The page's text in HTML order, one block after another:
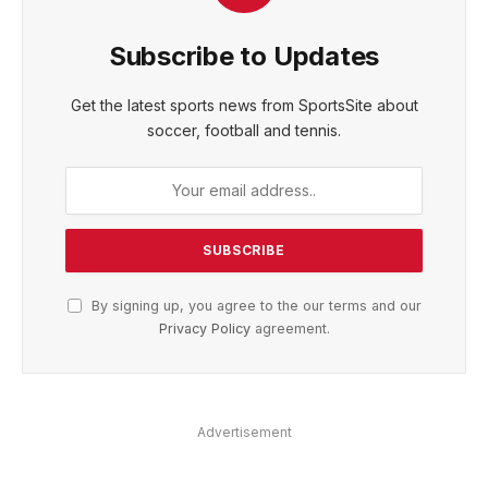
Subscribe to Updates
Get the latest sports news from SportsSite about
soccer, football and tennis.
By signing up, you agree to the our terms and our
Privacy Policyagreement.
Advertisement